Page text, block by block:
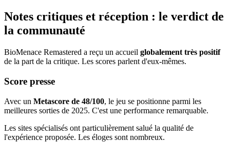
Notes critiques et réception : le verdict de
la communauté
BioMenace Remastered a reçu un accueil globalement très positif
de la part de la critique. Les scores parlent d'eux-mêmes.
Score presse
Avec un Metascore de 48/100, le jeu se positionne parmi les
meilleures sorties de 2025. C'est une performance remarquable.
Les sites spécialisés ont particulièrement salué la qualité de
l'expérience proposée. Les éloges sont nombreux.